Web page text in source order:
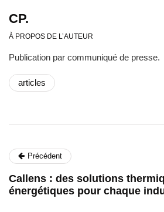
CP.
À PROPOS DE L’AUTEUR
Publication par communiqué de presse.
articles
Précédent
Callens : des solutions
énergétiques pour chaque